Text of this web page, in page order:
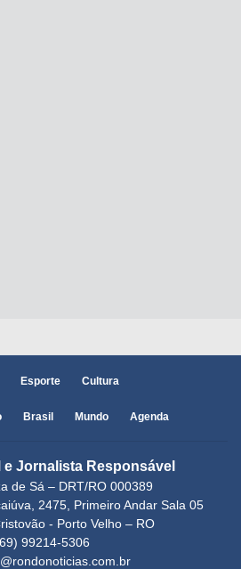
Esporte Cultura
Brasil Mundo Agenda
e Jornalista Responsável
de Sá – DRT/RO 000389
2475, Primeiro Andar Sala 05
- Porto Velho – RO
99214-5306